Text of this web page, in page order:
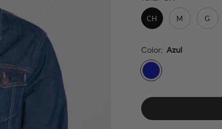
CH M G
Color Azul
Azul